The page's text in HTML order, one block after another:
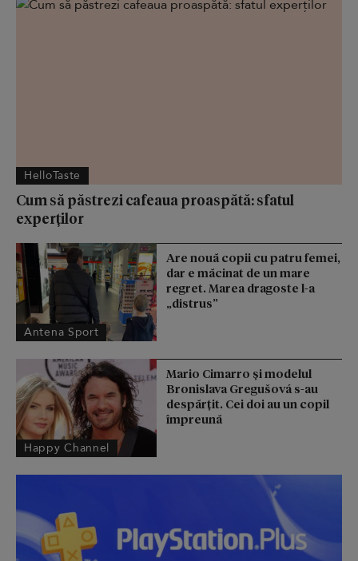
HelloTaste
Cum să păstrezi cafeaua proaspătă: sfatul
experților
Antena Sport
Are nouă copii cu patru femei,
dar e măcinat de un mare
regret. Marea dragoste l-a
„distrus”
Happy Channel
Mario Cimarro și modelul
Bronislava Gregušová s-au
despărțit. Cei doi au un copil
împreună